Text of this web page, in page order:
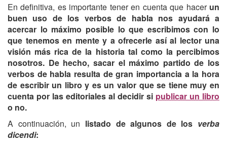
En definitiva, es importante tener en cuenta que hacer un
buen uso de los verbos de habla nos ayudará a
acercar lo máximo posible lo que escribimos con lo
que tenemos en mente y a ofrecerle así al lector una
visión más rica de la historia tal como la percibimos
nosotros. De hecho, sacar el máximo partido de los
verbos de habla resulta de gran importancia a la hora
de escribir un libro y es un valor que se tiene muy en
cuenta por las editoriales al decidir si publicar un libro
o no.
A continuación, un listado de algunos de los verba
dicendi: